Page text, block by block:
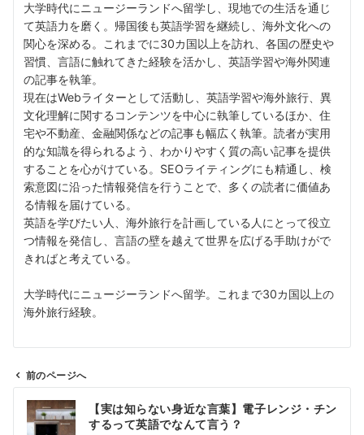
大学時代にニュージーランドへ留学し、現地での生活を通じ
て英語力を磨く。帰国後も英語学習を継続し、海外文化への
関心を深める。これまでに30カ国以上を訪れ、各国の歴史や
習慣、言語に触れてきた経験を活かし、英語学習や海外関連
の記事を執筆。
現在はWebライターとして活動し、英語学習や海外旅行、異
文化理解に関するコンテンツを中心に執筆しているほか、住
宅や不動産、金融関係などの記事も幅広く執筆。読者が実用
的な知識を得られるよう、わかりやすく質の高い記事を提供
することを心がけている。SEOライティングにも精通し、検
索意図に沿った情報発信を行うことで、多くの読者に価値あ
る情報を届けている。
英語を学びたい人、海外旅行を計画している人にとって役立
つ情報を発信し、言語の壁を越えて世界を広げる手助けがで
きればと考えている。
大学時代にニュージーランドへ留学。これまで30カ国以上の
海外旅行経験。
前のページへ
【実は知らない身近な言葉】電子レンジ・チン
するって英語でなんて言う？